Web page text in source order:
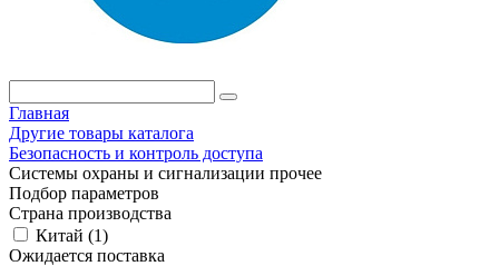
Главная
Другие товары каталога
Безопасность и контроль доступа
Системы охраны и сигнализации прочее
Подбор параметров
Страна производства
Китай (1)
Ожидается поставка